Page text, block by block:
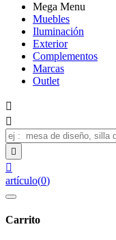
Mega Menu
Muebles
Iluminación
Exterior
Complementos
Marcas
Outlet




artículo(0)
Carrito